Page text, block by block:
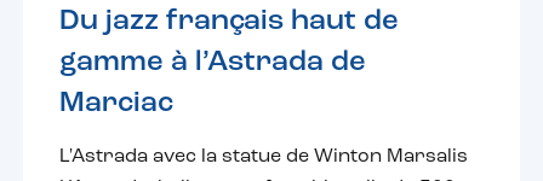
Du jazz français haut de
gamme à l’Astrada de
Marciac
L'Astrada avec la statue de Winton Marsalis